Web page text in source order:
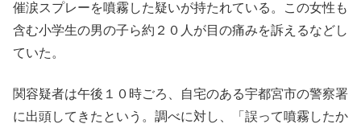
催涙スプレーを噴霧した疑いが持たれている。この女性も
含む小学生の男の子ら約２０人が目の痛みを訴えるなどし
ていた。
関容疑者は午後１０時ごろ、自宅のある宇都宮市の警察署
に出頭してきたという。調べに対し、「誤って噴霧したか